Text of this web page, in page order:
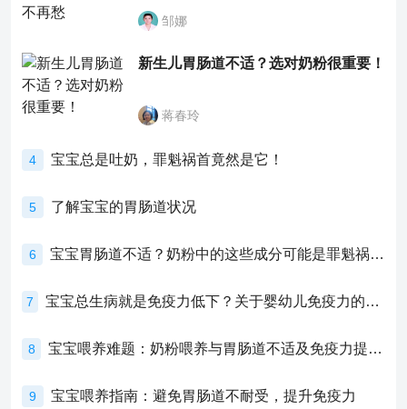
邹娜
新生儿胃肠道不适？选对奶粉很重要！
蒋春玲
4 宝宝总是吐奶，罪魁祸首竟然是它！
5 了解宝宝的胃肠道状况
6 宝宝胃肠道不适？奶粉中的这些成分可能是罪魁祸首！
7 宝宝总生病就是免疫力低下？关于婴幼儿免疫力的真相，家长必须了解！
8 宝宝喂养难题：奶粉喂养与胃肠道不适及免疫力提升的奥秘
9 宝宝喂养指南：避免胃肠道不耐受，提升免疫力